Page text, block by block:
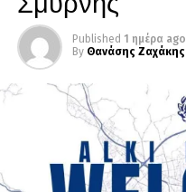
Published 1 ημέρα ago
By Θανάσης Ζαχάκης